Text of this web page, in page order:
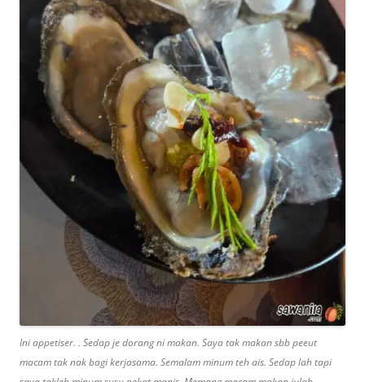
Ini appetiser. . Sedap je dorang ni makan. Saya tak makan sbb peeut
macam tak nak bagi kerjasama. Semalam minum teh ais. Sedap lah tapi